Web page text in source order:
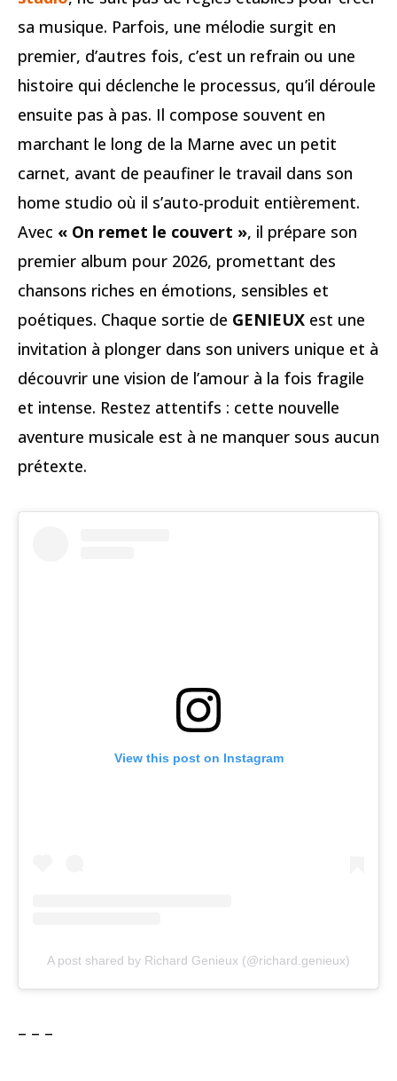
sa musique. Parfois, une mélodie surgit en
premier, d’autres fois, c’est un refrain ou une
histoire qui déclenche le processus, qu’il déroule
ensuite pas à pas. Il compose souvent en
marchant le long de la Marne avec un petit
carnet, avant de peaufiner le travail dans son
home studio où il s’auto-produit entièrement.
Avec « On remet le couvert », il prépare son
premier album pour 2026, promettant des
chansons riches en émotions, sensibles et
poétiques. Chaque sortie de GENIEUX est une
invitation à plonger dans son univers unique et à
découvrir une vision de l’amour à la fois fragile
et intense. Restez attentifs : cette nouvelle
aventure musicale est à ne manquer sous aucun
prétexte.
View this post on Instagram
A post shared by Richard Genieux (@richard.genieux)
– – –